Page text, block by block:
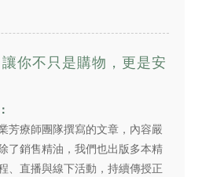
你不只是購物，更是安
芳療師團隊撰寫的文章，內容嚴
了銷售精油，我們也出版多本精
、直播與線下活動，持續傳授正